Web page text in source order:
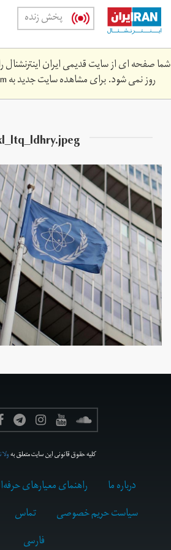
Skip
main
content
پخش زنده
شما صفحه ای از سایت قدیمی ایران اینترنشنال
روز نمی شود. برای مشاهده سایت جدید به
کلیه حقوق قانونی این سایت متعلق به
درباره ما راهنمای معیارهای
سیاست حریم خصوصی
تماس
فارسى